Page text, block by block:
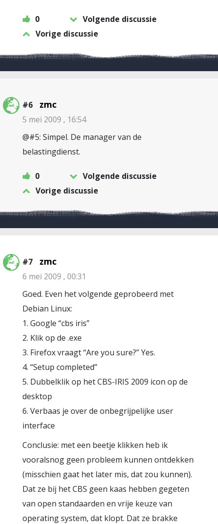
0
Volgende discussie
Vorige discussie
#6 zmc
5 mei 2009 , 16:54
@#5: Simpel. De manager van de
belastingdienst.
0
Volgende discussie
Vorige discussie
#7 zmc
6 mei 2009 , 00:31
Goed. Even het volgende geprobeerd met
Debian Linux:
1. Google “cbs iris”
2. Klik op de .exe
3. Firefox vraagt “Are you sure?” Yes.
4. “Setup completed”
5. Dubbelklik op het CBS-IRIS 2009 icon op de
desktop
6. Verbaas je over de onbegrijpelijke user
interface
Conclusie: met een beetje klikken heb ik
vooralsnog geen probleem kunnen ontdekken
(misschien gaat het later mis, dat zou kunnen).
Dat ze bij het CBS geen kaas hebben gegeten
van open standaarden en vrije keuze van
operating system, dat klopt. Dat ze brakke